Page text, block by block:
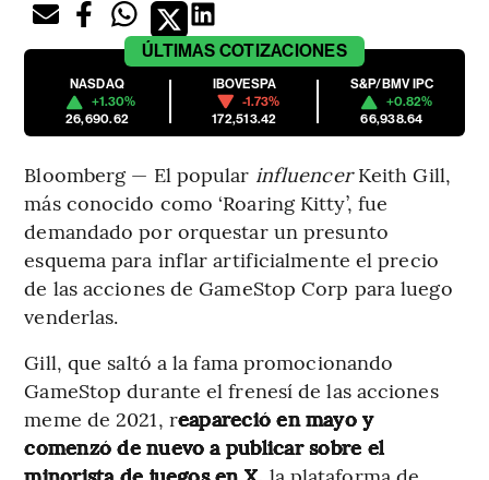
ÚLTIMAS COTIZACIONES
NASDAQ
+1.30%
26,690.62
IBOVESPA
-1.73%
172,513.42
S&P/BMV IPC
+0.82%
66,938.64
Bloomberg — El popular influencerKeith Gill,
más conocido como ‘Roaring Kitty’, fue
demandado por orquestar un presunto
esquema para inflar artificialmente el precio
de las acciones de GameStop Corp para luego
venderlas.
Gill, que saltó a la fama promocionando
GameStop durante el frenesí de las acciones
meme de 2021, reapareció en mayo y
comenzó de nuevo a publicar sobre el